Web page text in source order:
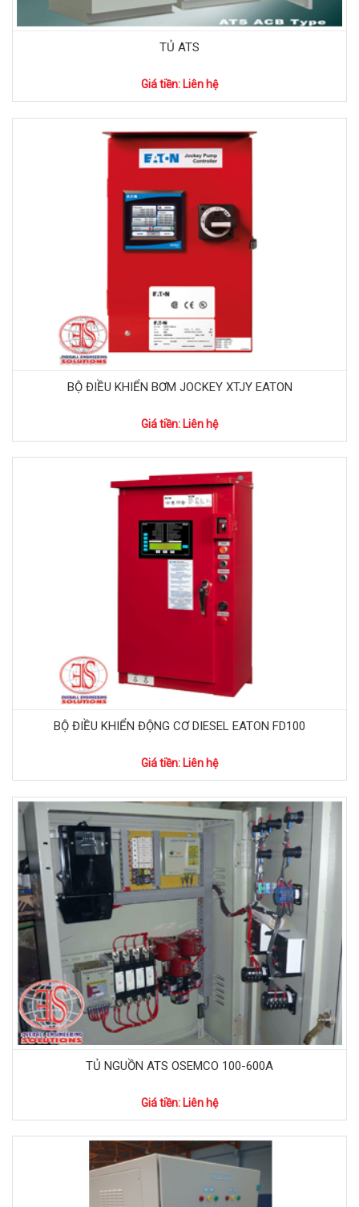
TỦ ATS
Giá tiền: Liên hệ
BỘ ĐIỀU KHIỂN BƠM JOCKEY XTJY EATON
Giá tiền: Liên hệ
BỘ ĐIỀU KHIỂN ĐỘNG CƠ DIESEL EATON FD100
Giá tiền: Liên hệ
TỦ NGUỒN ATS OSEMCO 100-600A
Giá tiền: Liên hệ